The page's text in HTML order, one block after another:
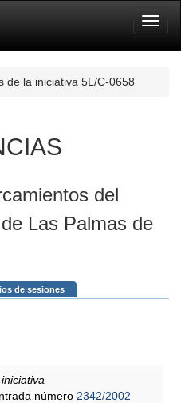
de la iniciativa 5L/C-0658
del
Las Palmas de
de sesiones
número 2342/2002